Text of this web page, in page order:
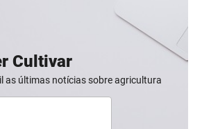
Cultivar
as últimas notícias sobre agricultura